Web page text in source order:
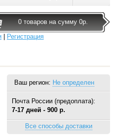
Ваш регион: Не определен
Почта России (предоплата):
7-17 дней - 900 р.
Все способы доставки
0 товаров на сумму 0р.
Регистрация